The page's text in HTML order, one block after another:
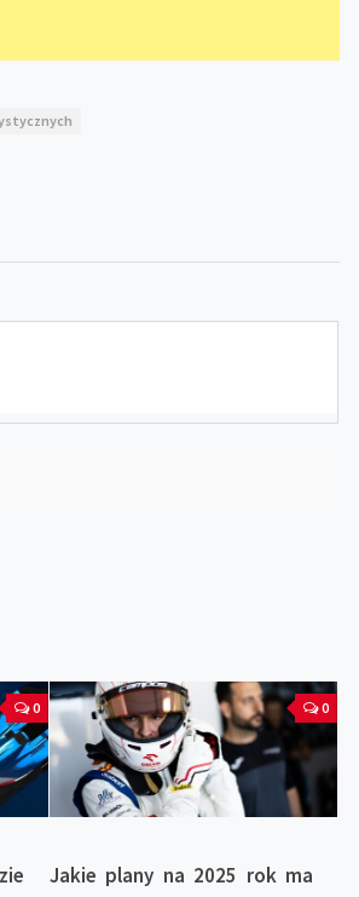
0 0
Jakie plany na 2025 rok ma